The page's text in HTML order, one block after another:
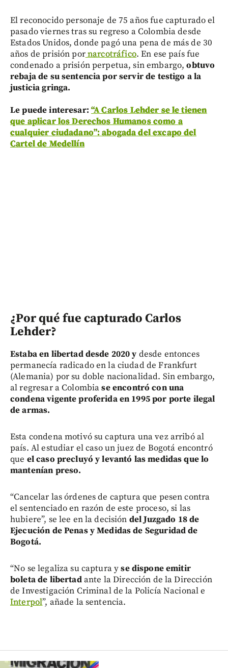
El reconocido personaje de 75 años fue capturado el
pasado viernes tras su regreso a Colombia desde
Estados Unidos, donde pagó una pena de más de 30
años de prisión pornarcotráfico. En ese país fue
condenado a prisión perpetua, sin embargo,obtuvo
rebaja de su sentencia por servir de testigo a la
justicia gringa.
Le puede interesar: “A Carlos Lehder se le tienen
que aplicar los Derechos Humanos como a
cualquier ciudadano”: abogada del excapo del
Cartel de Medellín
¿Por qué fue capturado Carlos
Lehder?
Estaba en libertad desde 2020 y desde entonces
permanecía radicado en la ciudad de Frankfurt
(Alemania) por su doble nacionalidad. Sin embargo,
al regresar a Colombiase encontró con una
condena vigente proferida en 1995 por porte ilegal
de armas.
Esta condena motivó su captura una vez arribó al
país. Al estudiar el caso un juez de Bogotá encontró
que el caso precluyó y levantó las medidas que lo
mantenían preso.
“Cancelar las órdenes de captura que pesen contra
el sentenciado en razón de este proceso, si las
hubiere”, se lee en la decisión del Juzgado 18 de
Ejecución de Penas y Medidas de Seguridad de
Bogotá.
“No se legaliza su captura yse dispone emitir
boleta de libertadante la Dirección de la Dirección
de Investigación Criminal de la Policía Nacional e
Interpol”, añade la sentencia.